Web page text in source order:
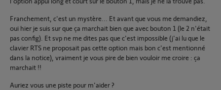
Franchement, c'est un mystère... Et avant que vous me demandiez,
oui hier je suis sur que ça marchait bien que avec bouton 1 (le 2 n'était
pas config). Et svp ne me dites pas que c'est impossible (j'ai lu que le
clavier RTS ne proposait pas cette option mais bon c'est mentionné
dans la notice), vraiment je vous pire de bien vouloir me croire : ça
marchait !!
Auriez vous une piste pour m'aider ?